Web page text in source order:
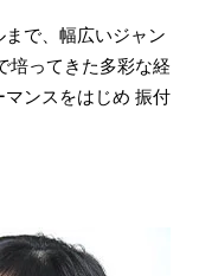
で、幅広いジャン
培ってきた多彩な経
ンスをはじめ 振付